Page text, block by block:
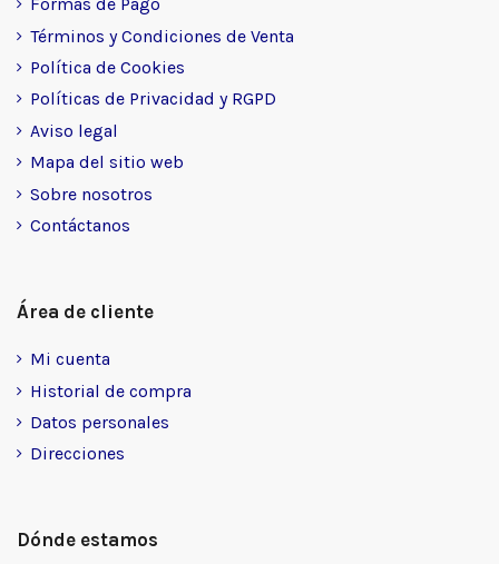
Términos y Condiciones de Venta
Política de Cookies
Políticas de Privacidad y RGPD
Aviso legal
Mapa del sitio web
Sobre nosotros
Contáctanos
Área de cliente
Mi cuenta
Historial de compra
Datos personales
Direcciones
Dónde estamos